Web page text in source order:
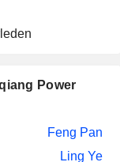
Power
Feng Pan
Ling Ye